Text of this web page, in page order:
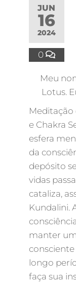
JUN
16
2024
0
Meu
Lotus.
Meditação
e Chakra
esfera
da
depósito
vidas
cataliza,
Kundalini.
manter
longo
faça sua